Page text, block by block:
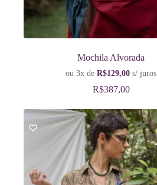
Mochila Alvorada
ou 3x deR$129,00 s/ juros
R$387,00